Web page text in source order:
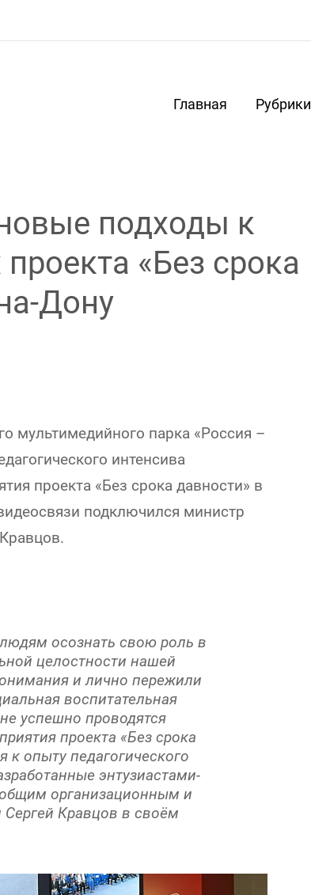
Главная Рубрики
подходы к
«Без срока
Дону
мультимедийного парка «Россия –
интенсива
проекта «Без срока давности» в
подключился министр
осознать свою роль в
целостности нашей
и лично пережили
воспитательная
успешно проводятся
проекта «Без срока
к опыту педагогического
энтузиастами-
организационным и
Кравцов в своём